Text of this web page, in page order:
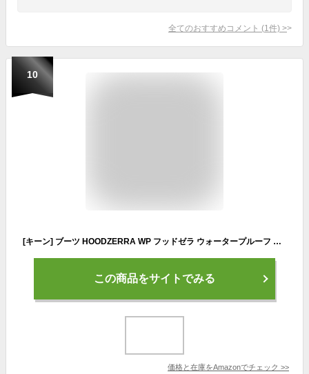
全てのおすすめコメント (1 件) >
10
[キーン] ブーツ HOODZERRA WP フッドゼラ ウォータープルーフ メンズ BLUE CORAL/ORANGE 28.0 cm
この商品をサイトでみる
価格と在庫をAmazonでチェック >>